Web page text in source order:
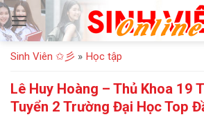
Bỏ
qua
nội
dung
Sinh Viên ✩彡 » Học tập
Lê Huy Hoàng – Thủ Khoa 19
Tuyển 2 Trường Đại Học Top